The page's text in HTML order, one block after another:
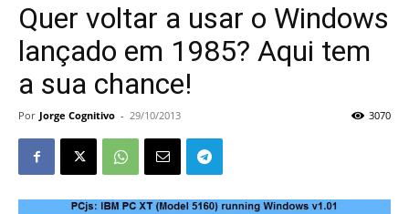
Quer voltar a usar o Windows
lançado em 1985? Aqui tem
a sua chance!
Por Jorge Cognitivo - 29/10/2013 3070